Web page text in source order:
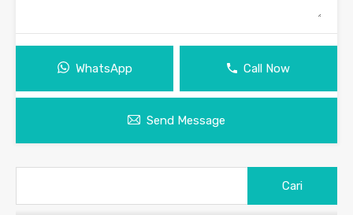
WhatsApp Call Now
Send Message